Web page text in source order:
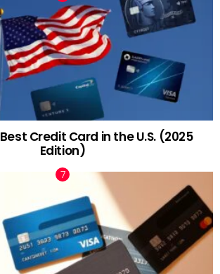
Credit Card in the U.S. (2025
Edition)